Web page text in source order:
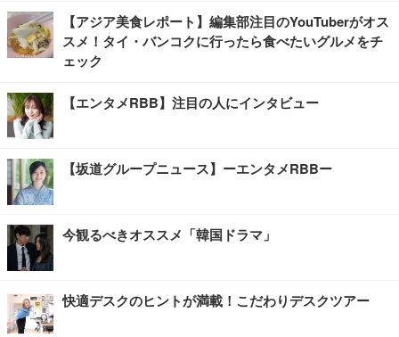
【アジア美食レポート】編集部注目のYouTuberがオス
スメ！タイ・バンコクに行ったら食べたいグルメをチ
ェック
【エンタメRBB】注目の人にインタビュー
【坂道グループニュース】ーエンタメRBBー
今観るべきオススメ「韓国ドラマ」
快適デスクのヒントが満載！こだわりデスクツアー